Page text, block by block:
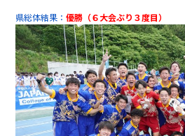
県総体結果：優勝（６大会ぶり３度目）